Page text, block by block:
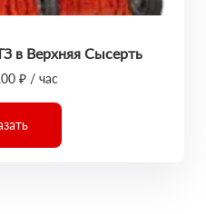
в Верхняя Сысерть
₽ / час